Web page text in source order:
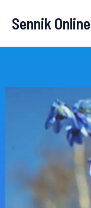
Sennik Online